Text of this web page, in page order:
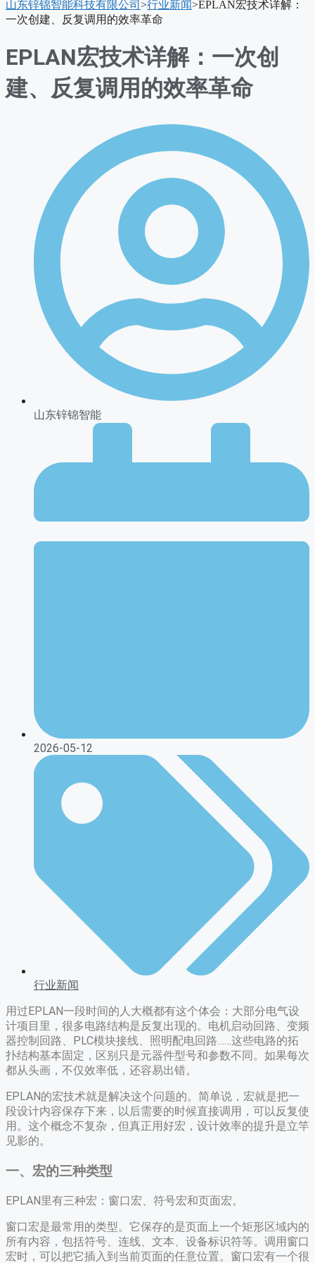
单
山东锌锦智能科技有限公司 >行业新闻>EPLAN宏技术详解：
一次创建、反复调用的效率革命
EPLAN宏技术详解：一次创
建、反复调用的效率革命
山东锌锦智能
2026-05-12
行业新闻
用过EPLAN一段时间的人大概都有这个体会：大部分电气设
计项目里，很多电路结构是反复出现的。电机启动回路、变频
器控制回路、PLC模块接线、照明配电回路……这些电路的拓
扑结构基本固定，区别只是元器件型号和参数不同。如果每次
都从头画，不仅效率低，还容易出错。
EPLAN的宏技术就是解决这个问题的。简单说，宏就是把一
段设计内容保存下来，以后需要的时候直接调用，可以反复使
用。这个概念不复杂，但真正用好宏，设计效率的提升是立竿
见影的。
一、宏的三种类型
EPLAN里有三种宏：窗口宏、符号宏和页面宏。
窗口宏是最常用的类型。它保存的是页面上一个矩形区域内的
所有内容，包括符号、连线、文本、设备标识符等。调用窗口
宏时，可以把它插入到当前页面的任意位置。窗口宏有一个很